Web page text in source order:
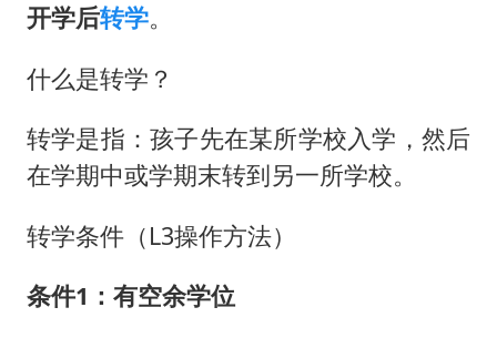
开学后转学。
什么是转学？
转学是指：孩子先在某所学校入学，然后
在学期中或学期末转到另一所学校。
转学条件（L3操作方法）
条件1：有空余学位